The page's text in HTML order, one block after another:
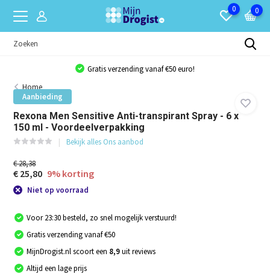
0 0
Gratis verzending vanaf €50 euro!
Home
Aanbieding
Rexona Men Sensitive Anti-transpirant Spray - 6 x
150 ml - Voordeelverpakking
Bekijk alles Ons aanbod
€ 28,38
€ 25,80 9% korting
Niet op voorraad
Voor 23:30 besteld, zo snel mogelijk verstuurd!
Gratis verzending vanaf €50
MijnDrogist.nl scoort een 8,9uit reviews
Altijd een lage prijs